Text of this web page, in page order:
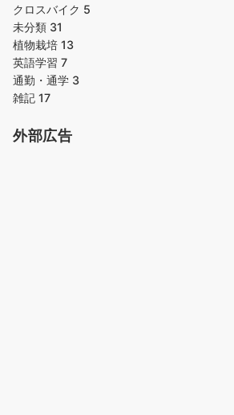
クロスバイク 5
未分類 31
植物栽培 13
英語学習 7
通勤・通学 3
雑記 17
外部広告